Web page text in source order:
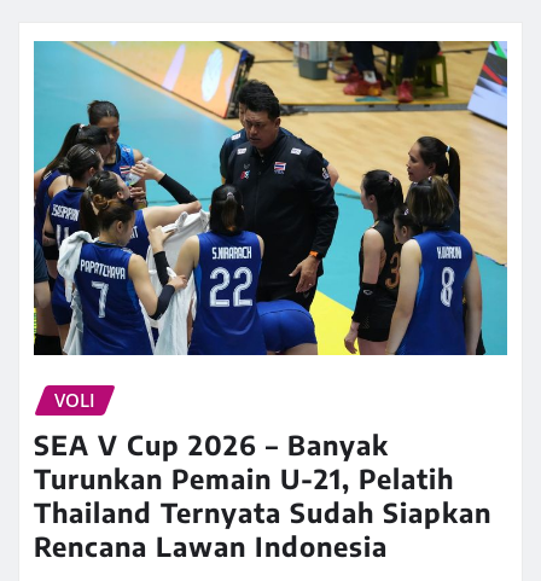
VOLI
SEA V Cup 2026 – Banyak
Turunkan Pemain U-21, Pelatih
Thailand Ternyata Sudah Siapkan
Rencana Lawan Indonesia